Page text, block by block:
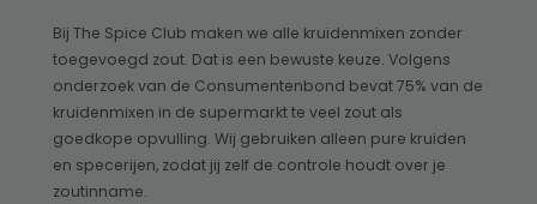
Bij The Spice Club maken we alle kruidenmixen zonder
toegevoegd zout. Dat is een bewuste keuze. Volgens
onderzoek van de Consumentenbond bevat 75% van de
kruidenmixen in de supermarkt te veel zout als
goedkope opvulling. Wij gebruiken alleen pure kruiden
en specerijen, zodat jij zelf de controle houdt over je
zoutinname.